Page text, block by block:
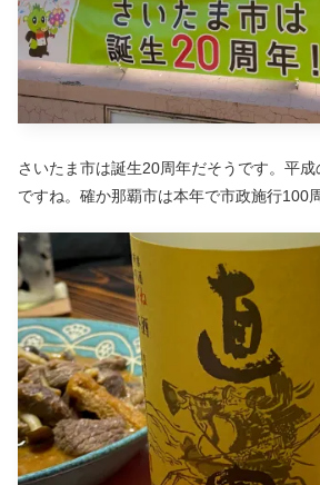
さいたま市は誕生20周年だそうです。平
ですね。確か那覇市は本年で市政施行100